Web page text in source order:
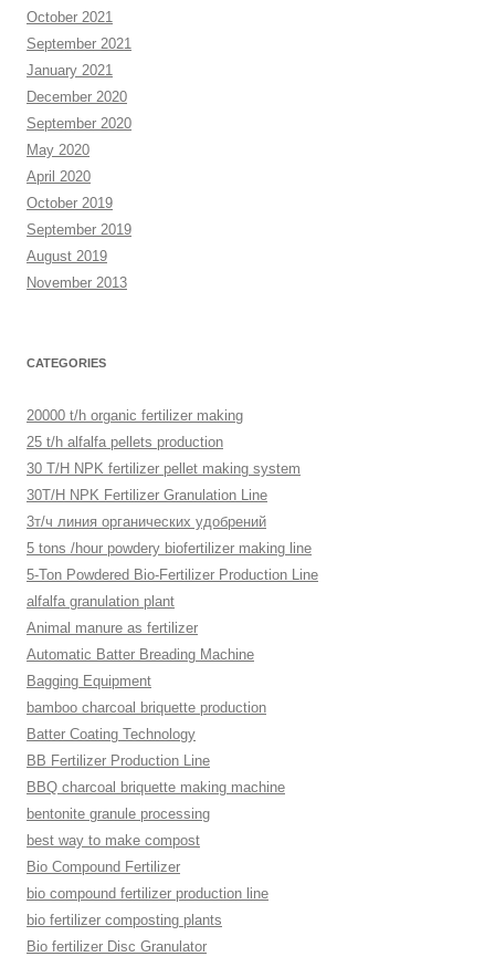
October 2021
September 2021
January 2021
December 2020
September 2020
May 2020
April 2020
October 2019
September 2019
August 2019
November 2013
CATEGORIES
20000 t/h organic fertilizer making
25 t/h alfalfa pellets production
30 T/H NPK fertilizer pellet making system
30T/H NPK Fertilizer Granulation Line
3т/ч линия органических удобрений
5 tons /hour powdery biofertilizer making line
5-Ton Powdered Bio-Fertilizer Production Line
alfalfa granulation plant
Animal manure as fertilizer
Automatic Batter Breading Machine
Bagging Equipment
bamboo charcoal briquette production
Batter Coating Technology
BB Fertilizer Production Line
BBQ charcoal briquette making machine
bentonite granule processing
best way to make compost
Bio Compound Fertilizer
bio compound fertilizer production line
bio fertilizer composting plants
Bio fertilizer Disc Granulator